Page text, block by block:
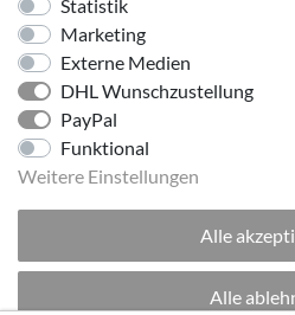
© 2026 made by Supremo |
Statistik
Marketing
Externe Medien
DHL Wunschzustellung
PayPal
Funktional
Weitere Einstellungen
Alle
Alle